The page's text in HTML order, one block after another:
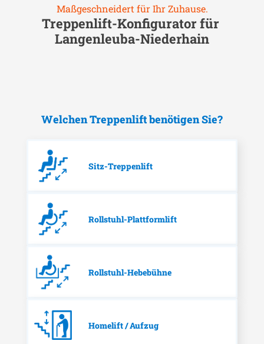
Maßgeschneidert für Ihr Zuhause.
Treppenlift-Konfigurator für
Langenleuba-Niederhain
Welchen Treppenlift benötigen Sie?
Sitz-Treppenlift
Rollstuhl-Plattformlift
Rollstuhl-Hebebühne
Homelift / Aufzug